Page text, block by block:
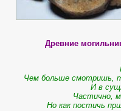
Древние
Чем больше смотришь,
И в
Частично,
Но как постичь